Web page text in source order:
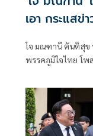
เอา กระแส
โจ มณฑานี ตันติสุข
พรรคภูมิใจไทย โ
ที่เป็นพรรคที่ทุกฝั่ง